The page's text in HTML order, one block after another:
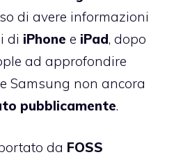
di avere informazioni
di iPhone e iPad, dopo
ad approfondire
Samsung non ancora
pubblicamente.
da FOSS